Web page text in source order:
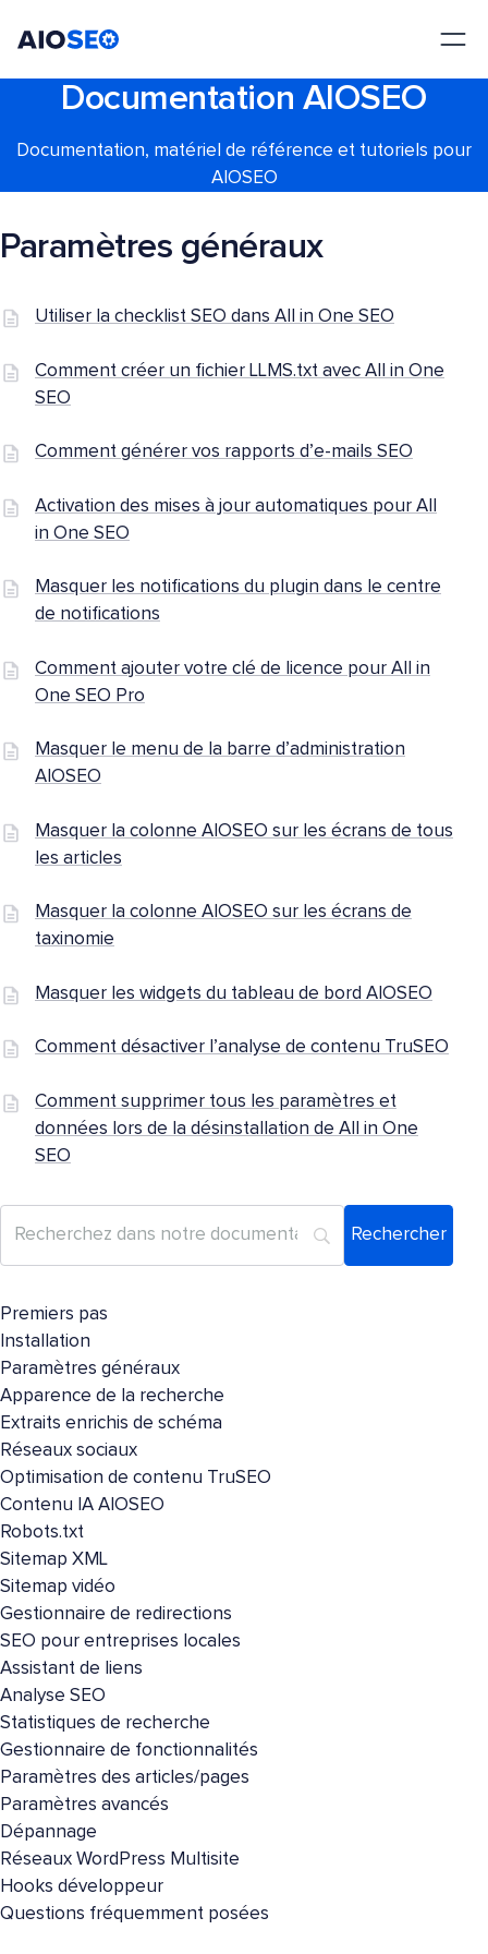
Documentation AIOSEO
Documentation, matériel de référence et tutoriels pour
AIOSEO
Paramètres généraux
Utiliser la checklist SEO dans All in One SEO
Comment créer un fichier LLMS.txt avec All in One
SEO
Comment générer vos rapports d’e-mails SEO
Activation des mises à jour automatiques pour All
in One SEO
Masquer les notifications du plugin dans le centre
de notifications
Comment ajouter votre clé de licence pour All in
One SEO Pro
Masquer le menu de la barre d’administration
AIOSEO
Masquer la colonne AIOSEO sur les écrans de tous
les articles
Masquer la colonne AIOSEO sur les écrans de
taxinomie
Masquer les widgets du tableau de bord AIOSEO
Comment désactiver l’analyse de contenu TruSEO
Comment supprimer tous les paramètres et
données lors de la désinstallation de All in One
SEO
Premiers pas
Installation
Paramètres généraux
Apparence de la recherche
Extraits enrichis de schéma
Réseaux sociaux
Optimisation de contenu TruSEO
Contenu IA AIOSEO
Robots.txt
Sitemap XML
Sitemap vidéo
Gestionnaire de redirections
SEO pour entreprises locales
Assistant de liens
Analyse SEO
Statistiques de recherche
Gestionnaire de fonctionnalités
Paramètres des articles/pages
Paramètres avancés
Dépannage
Réseaux WordPress Multisite
Hooks développeur
Questions fréquemment posées